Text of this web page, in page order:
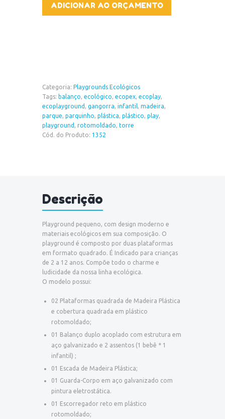
ADICIONAR AO ORÇAMENTO
Categoria: Playgrounds Ecológicos
Tags: balanço, ecológico, ecopex, ecoplay,
ecoplayground , gangorra, infantil, madeira,
parque, parquinho, plástica, plástico, play,
playground , rotomoldado, torre
Cód. do Produto: 1352
Descrição
Playground pequeno, com design moderno e
materiais ecológicos em sua composição. O
playground é composto por duas plataformas
em formato quadrado. É Indicado para crianças
de 2 a 12 anos. Compõe todo o charme e
ludicidade da nossa linha ecológica.
O modelo possui:
02 Plataformas quadrada de Madeira Plástica
e cobertura quadrada em plástico
rotomoldado;
01 Balanço duplo acoplado com estrutura em
aço galvanizado e 2 assentos (1 bebê * 1
infantil) ;
01 Escada de Madeira Plástica;
01 Guarda-Corpo em aço galvanizado com
pintura eletrostática.
01 Escorregador reto em plástico
rotomoldado;